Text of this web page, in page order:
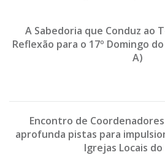
A Sabedoria que Conduz ao
Reflexão para o 17º Domingo
A)
Encontro de
aprofunda pistas para
Igrejas Locais do